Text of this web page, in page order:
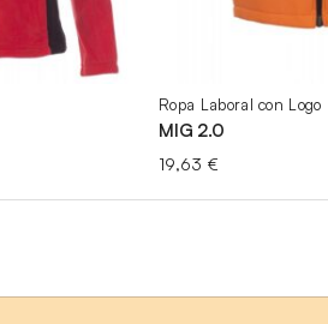
Ropa Laboral con Logo
MIG 2.0
19,63 €